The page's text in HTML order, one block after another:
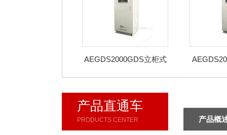
AEGDS2000GDS立柜式
产品直通车
PRODUCTS CENTER 产品概